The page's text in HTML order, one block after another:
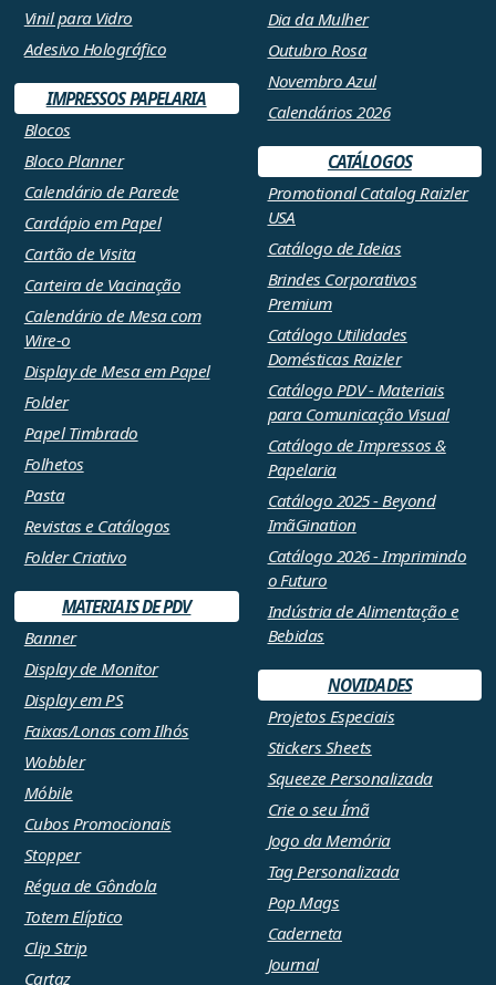
Vinil para Vidro
Adesivo Holográfico
IMPRESSOS PAPELARIA
Blocos
Bloco Planner
Calendário de Parede
Cardápio em Papel
Cartão de Visita
Carteira de Vacinação
Calendário de Mesa com
Wire-o
Display de Mesa em Papel
Folder
Papel Timbrado
Folhetos
Pasta
Revistas e Catálogos
Folder Criativo
MATERIAIS DE PDV
Banner
Display de Monitor
Display em PS
Faixas/Lonas com Ilhós
Wobbler
Móbile
Cubos Promocionais
Stopper
Régua de Gôndola
Totem Elíptico
Clip Strip
Cartaz
Dia da Mulher
Outubro Rosa
Novembro Azul
Calendários 2026
CATÁLOGOS
Promotional Catalog Raizler
USA
Catálogo de Ideias
Brindes Corporativos
Premium
Catálogo Utilidades
Domésticas Raizler
Catálogo PDV - Materiais
para Comunicação Visual
Catálogo de Impressos &
Papelaria
Catálogo 2025 - Beyond
ImãGination
Catálogo 2026 - Imprimindo
o Futuro
Indústria de Alimentação e
Bebidas
NOVIDADES
Projetos Especiais
Stickers Sheets
Squeeze Personalizada
Crie o seu Ímã
Jogo da Memória
Tag Personalizada
Pop Mags
Caderneta
Journal